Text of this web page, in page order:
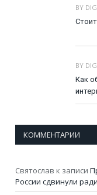
BY
BY
Как
КОММЕНТАРИИ
Святослав к записи
России сдвинули